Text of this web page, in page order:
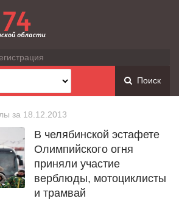
Поиск
за 18.12.2013
В челябинской эстафете
Олимпийского огня
приняли участие
верблюды, мотоциклисты
и трамвай